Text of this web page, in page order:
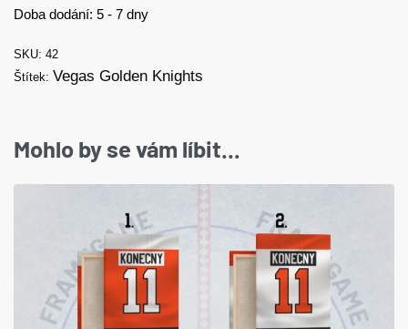
Doba dodání: 5 - 7 dny
42
Štítek: Vegas Golden Knights
Mohlo by se vám líbit...